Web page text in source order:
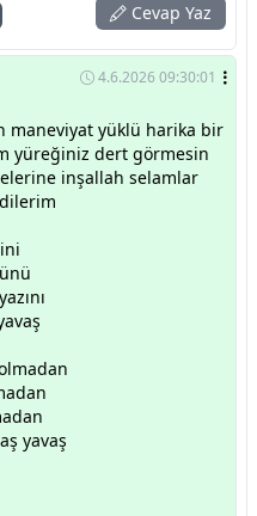
Cevap Yaz
4.6.2026 09:30:01
maneviyat yüklü harika bir
yüreğiniz dert görmesin
inşallah selamlar
yavaş